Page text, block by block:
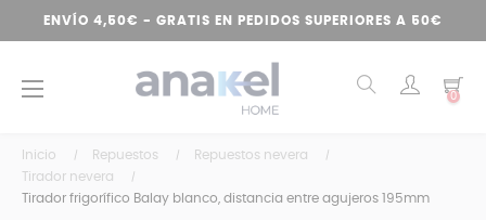
ENVÍO 4,50€ - GRATIS EN PEDIDOS SUPERIORES A 50€
Navegación
☰ 0
Inicio Repuestos
Repuestos nevera
Tirador nevera
Tirador frigorífico Balay blanco, distancia entre agujeros 195mm